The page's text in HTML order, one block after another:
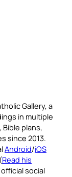
Gallery, a
in multiple
plans,
since 2013.
Android/iOS
Read his
social